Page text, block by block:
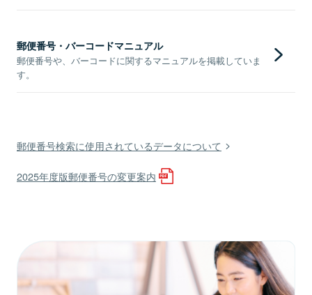
郵便番号・バーコードマニュアル
郵便番号や、バーコードに関するマニュアルを掲載していま
す。
郵便番号検索に使用されているデータについて
2025年度版郵便番号の変更案内